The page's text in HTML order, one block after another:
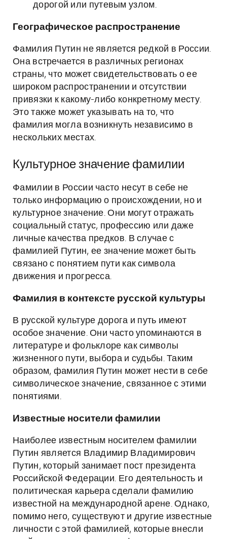
дорогой или путевым узлом.
Географическое распространение
Фамилия Путин не является редкой в России.
Она встречается в различных регионах
страны, что может свидетельствовать о ее
широком распространении и отсутствии
привязки к какому-либо конкретному месту.
Это также может указывать на то, что
фамилия могла возникнуть независимо в
нескольких местах.
Культурное значение фамилии
Фамилии в России часто несут в себе не
только информацию о происхождении, но и
культурное значение. Они могут отражать
социальный статус, профессию или даже
личные качества предков. В случае с
фамилией Путин, ее значение может быть
связано с понятием пути как символа
движения и прогресса.
Фамилия в контексте русской культуры
В русской культуре дорога и путь имеют
особое значение. Они часто упоминаются в
литературе и фольклоре как символы
жизненного пути, выбора и судьбы. Таким
образом, фамилия Путин может нести в себе
символическое значение, связанное с этими
понятиями.
Известные носители фамилии
Наиболее известным носителем фамилии
Путин является Владимир Владимирович
Путин, который занимает пост президента
Российской Федерации. Его деятельность и
политическая карьера сделали фамилию
известной на международной арене. Однако,
помимо него, существуют и другие известные
личности с этой фамилией, которые внесли